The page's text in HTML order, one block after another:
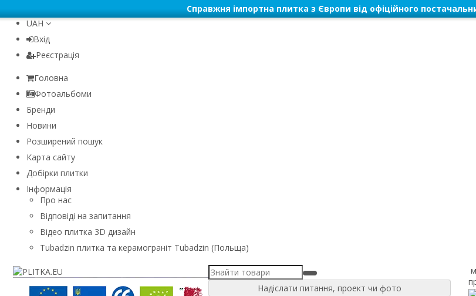
Справжня імпортна плитка з Європи від офіційного
UAH
Вхід
Реєстрація
Головна
Фотоальбоми
Бренди
Новини
Розширений пошук
Карта сайту
Добірки плитки
Інформація
Про нас
Відповіді на запитання
Відео плитка 3D дизайн
Tubadzin плитка та керамограніт Tubadzin (Польща)
Надіслати питання, проект чи фото